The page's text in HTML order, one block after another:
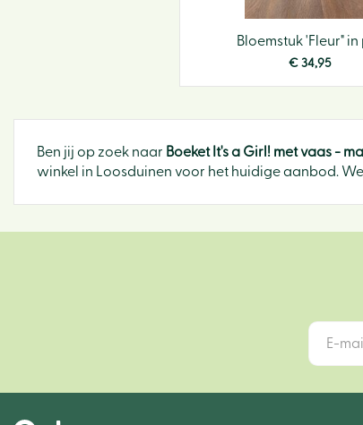
Bloemstuk 'Fleur"
€ 34,95
Ben jij op zoek naar Boeket It's a Girl! met vaas -
winkel in Loosduinen voor het huidige aanbod.